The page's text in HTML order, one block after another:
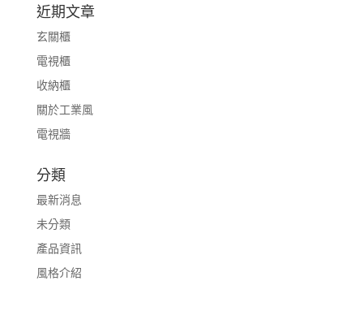
近期文章
玄關櫃
電視櫃
收納櫃
關於工業風
電視牆
分類
最新消息
未分類
產品資訊
風格介紹